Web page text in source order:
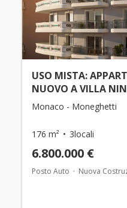
USO MISTA:
NUOVO A VILLA
Monaco - Moneghetti
176 m² 3locali
6.800.000 €
Posto Auto Nuova